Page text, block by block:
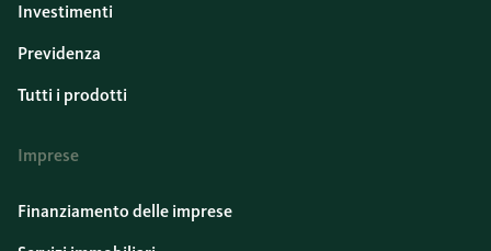
Investimenti
Previdenza
Tutti i prodotti
Imprese
Finanziamento delle imprese